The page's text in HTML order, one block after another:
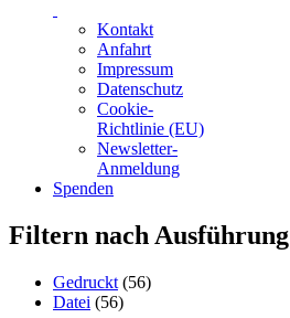
Kontakt
Anfahrt
Impressum
Datenschutz
Cookie-
Richtlinie (EU)
Newsletter-
Anmeldung
Spenden
Skip
to
Filtern nach Ausführung
Gedruckt (56)
Datei (56)